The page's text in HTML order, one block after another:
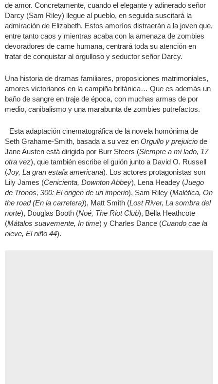
de amor. Concretamente, cuando el elegante y adinerado señor
Darcy (Sam Riley) llegue al pueblo, en seguida suscitará la
admiración de Elizabeth. Estos amoríos distraerán a la joven que,
entre tanto caos y mientras acaba con la amenaza de zombies
devoradores de carne humana, centrará toda su atención en
tratar de conquistar al orgulloso y seductor señor Darcy.
Una historia de dramas familiares, proposiciones matrimoniales,
amores victorianos en la campiña británica… Que es además un
baño de sangre en traje de época, con muchas armas de por
medio, canibalismo y una marabunta de zombies putrefactos.
Esta adaptación cinematográfica de la novela homónima de
Seth Grahame-Smith, basada a su vez en Orgullo y prejuicio de
Jane Austen está dirigida por Burr Steers (Siempre a mi lado, 17
otra vez), que también escribe el guión junto a David O. Russell
(Joy, La gran estafa americana). Los actores protagonistas son
Lily James (Cenicienta, Downton Abbey), Lena Headey (Juego
de Tronos, 300: El origen de un imperio), Sam Riley (Maléfica, On
the road (En la carretera)), Matt Smith (Lost River, La sombra del
norte), Douglas Booth (Noé, The Riot Club), Bella Heathcote
(Mátalos suavemente, In time) y Charles Dance (Cuando cae la
nieve, El niño 44).